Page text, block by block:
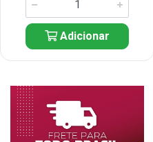
Adicionar